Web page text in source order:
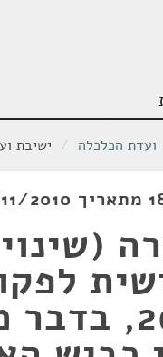
ועדת הכלכלה / ישיבת ועדה
(שינוי
התשע"א-2010,